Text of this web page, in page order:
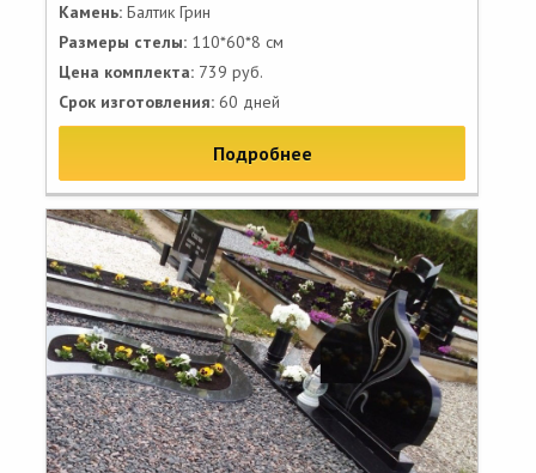
Камень: Балтик Грин
Размеры стелы: 110*60*8 см
Цена комплекта: 739 руб.
Срок изготовления: 60 дней
Подробнее